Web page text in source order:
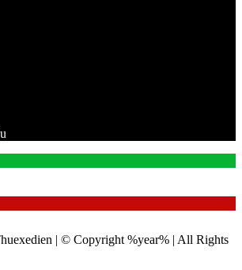
| © Copyright %year% | All Rights